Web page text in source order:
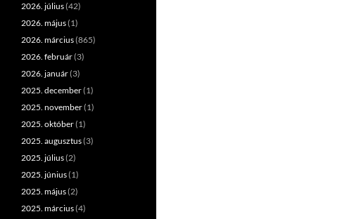
2026. július(42)
2026. május(1)
2026. március(865)
2026. február(3)
2026. január(3)
2025. december(1)
2025. november(1)
2025. október(1)
2025. augusztus(3)
2025. július(2)
2025. június(1)
2025. május(2)
2025. március(4)